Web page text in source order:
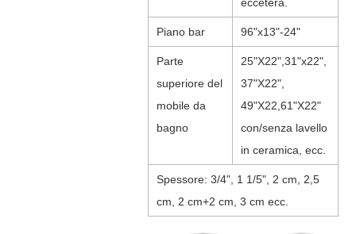
Piano bar 96"x13"-24"
Parte
superiore del
mobile da
bagno
25"X22",31"x22",
37"X22",
49"X22,61"X22"
con/senza lavello
in ceramica, ecc.
Spessore: 3/4", 1 1/5", 2 cm, 2,5
cm, 2 cm+2 cm, 3 cm ecc.